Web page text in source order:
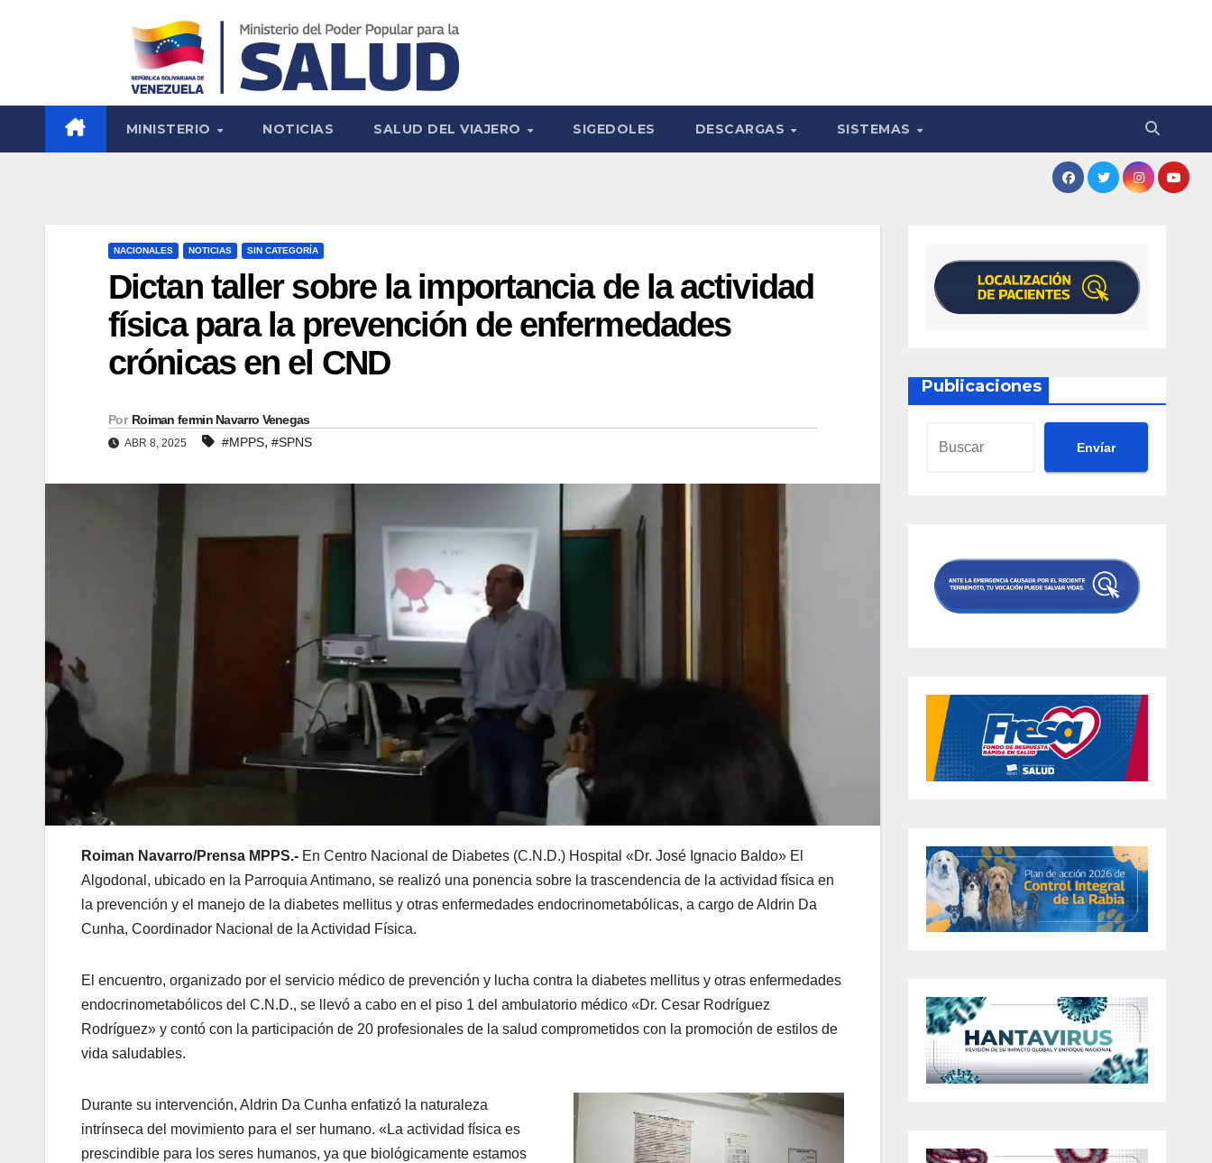
MINISTERIO NOTICIAS SALUD DEL VIAJERO SIGEDOLES DESCARGAS SISTEMAS
NACIONALES NOTICIAS SIN CATEGORÍA
Dictan taller sobre la importancia de la actividad
física para la prevención de enfermedades
crónicas en el CND
Por Roiman fermin Navarro Venegas
ABR 8, 2025 #MPPS, #SPNS
Roiman Navarro/Prensa MPPS.- En Centro Nacional de Diabetes (C.N.D.) Hospital «Dr. José Ignacio Baldo» El
Algodonal, ubicado en la Parroquia Antimano, se realizó una ponencia sobre la trascendencia de la actividad física en
la prevención y el manejo de la diabetes mellitus y otras enfermedades endocrinometabólicas, a cargo de Aldrin Da
Cunha, Coordinador Nacional de la Actividad Física.
El encuentro, organizado por el servicio médico de prevención y lucha contra la diabetes mellitus y otras enfermedades
endocrinometabólicos del C.N.D., se llevó a cabo en el piso 1 del ambulatorio médico «Dr. Cesar Rodríguez
Rodríguez» y contó con la participación de 20 profesionales de la salud comprometidos con la promoción de estilos de
vida saludables.
Durante su intervención, Aldrin Da Cunha enfatizó la naturaleza
intrínseca del movimiento para el ser humano. «La actividad física es
prescindible para los seres humanos, ya que biológicamente estamos
Publicaciones
Envíar